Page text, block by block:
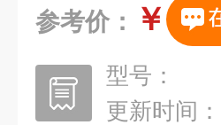
参考价： ￥
型号：
更新时间：